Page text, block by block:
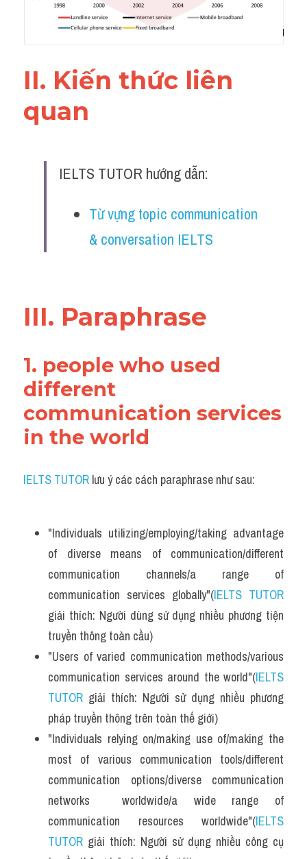
Đề thi thật Task 2
Speaking
Writing
Business
II. Kiến thức liên
quan
IELTS TUTOR hướng dẫn:
Từ vựng topic communication
& conversation IELTS
III. Paraphrase
1. people who used
different
communication services
in the world
IELTS TUTOR lưu ý các cách paraphrase như sau:
"Individuals utilizing/employing/taking advantage
of diverse means of communication/different
communication channels/a range of
communication services globally"(IELTS TUTOR
giải thích: Người dùng sử dụng nhiều phương tiện
truyền thông toàn cầu)
"Users of varied communication methods/various
communication services around the world"(IELTS
TUTOR giải thích: Người sử dụng nhiều phương
pháp truyền thông trên toàn thế giới)
"Individuals relying on/making use of/making the
most of various communication tools/different
communication options/diverse communication
networks  worldwide/a wide range of
communication resources worldwide"(IELTS
TUTOR giải thích: Người sử dụng nhiều công cụ